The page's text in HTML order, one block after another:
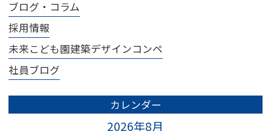
ブログ・コラム
採用情報
未来こども園建築デザインコンペ
社員ブログ
カレンダー
2026年8月